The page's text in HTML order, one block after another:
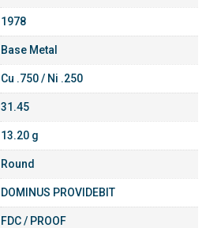
1978
Base Metal
Cu .750 / Ni .250
31.45
13.20 g
Round
DOMINUS PROVIDEBIT
FDC / PROOF